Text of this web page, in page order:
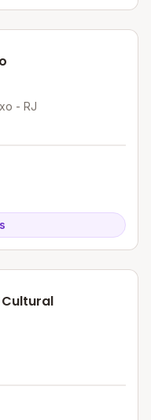
- RJ
Cultural